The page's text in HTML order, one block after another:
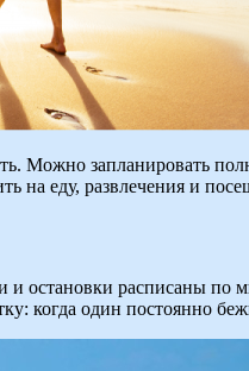
Можно запланировать
на еду, развлечения и
и остановки расписаны
когда один постоянно